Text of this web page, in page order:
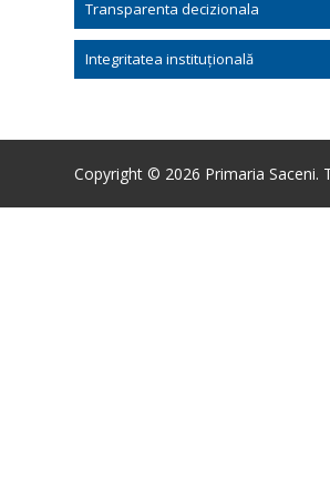
Transparenta decizionala
Integritatea instituțională
Copyright © 2026 Primaria Saceni.